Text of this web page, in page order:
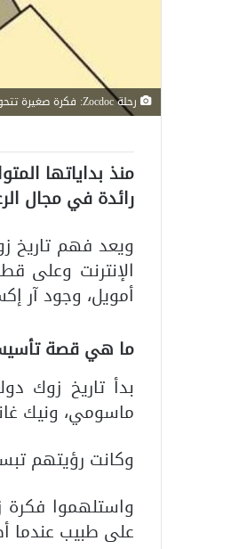
رحلة Zocdoc: فكرة صغيرة تتحول إلى ثورة رقمية في الصحة
منذ بداياتها
رائدة في مجال
ويعد فهم تاريخ
الإنترنت وعلى
أمويل، وجود آر
ما هي قصة
ماسومي، ونيك
وكانت رؤيتهم
واستلهموا
على طبيب عندما